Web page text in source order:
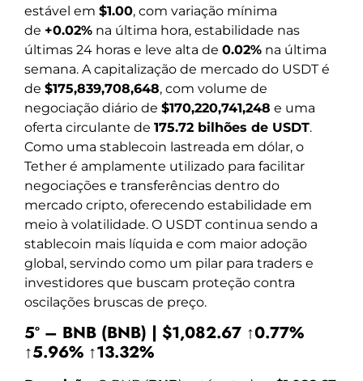
estável em $1.00, com variação mínima
de +0.02% na última hora, estabilidade nas
últimas 24 horas e leve alta de 0.02% na última
semana. A capitalização de mercado do USDT é
de $175,839,708,648, com volume de
negociação diário de $170,220,741,248 e uma
oferta circulante de 175.72 bilhões de USDT.
Como uma stablecoin lastreada em dólar, o
Tether é amplamente utilizado para facilitar
negociações e transferências dentro do
mercado cripto, oferecendo estabilidade em
meio à volatilidade. O USDT continua sendo a
stablecoin mais líquida e com maior adoção
global, servindo como um pilar para traders e
investidores que buscam proteção contra
oscilações bruscas de preço.
5º – BNB (BNB) | $1,082.67 ↑0.77%
↑5.96% ↑13.32%